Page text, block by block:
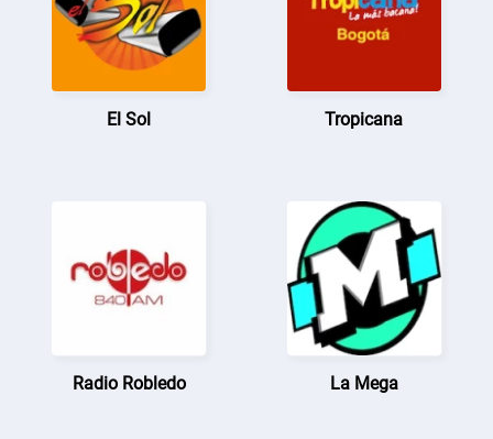
El Sol Tropicana
Radio Robledo La Mega